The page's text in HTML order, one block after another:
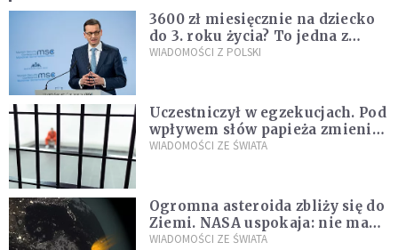
3600 zł miesięcznie na dziecko
do 3. roku życia? To jedna z
propozycji programu "Rozwój
WIADOMOŚCI Z POLSKI
Uczestniczył w egzekucjach. Pod
wpływem słów papieża zmienił
zdanie
WIADOMOŚCI ZE ŚWIATA
Ogromna asteroida zbliży się do
Ziemi. NASA uspokaja: nie ma
zagrożenia
WIADOMOŚCI ZE ŚWIATA